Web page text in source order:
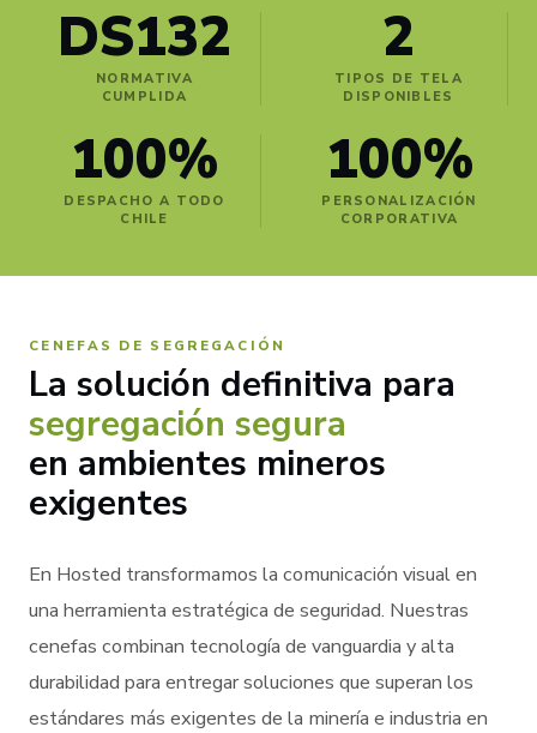
DS132
NORMATIVA
CUMPLIDA
2
TIPOS DE TELA
DISPONIBLES
100%
DESPACHO A TODO
CHILE
100%
PERSONALIZACIÓN
CORPORATIVA
CENEFAS DE SEGREGACIÓN
La solución definitiva para
segregación segura
en ambientes mineros
exigentes
En Hosted transformamos la comunicación visual en
una herramienta estratégica de seguridad. Nuestras
cenefas combinan tecnología de vanguardia y alta
durabilidad para entregar soluciones que superan los
estándares más exigentes de la minería e industria en